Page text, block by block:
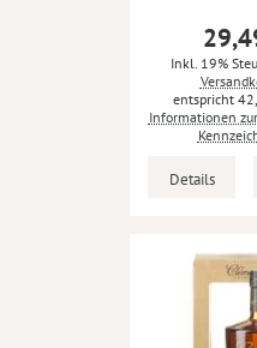
Inkl. 19%
Informationen
Details